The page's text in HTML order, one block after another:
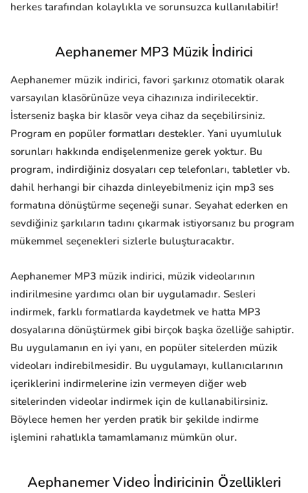
herkes tarafından kolaylıkla ve sorunsuzca kullanılabilir!
Aephanemer MP3 Müzik İndirici
Aephanemer müzik indirici, favori şarkınız otomatik olarak
varsayılan klasörünüze veya cihazınıza indirilecektir.
İsterseniz başka bir klasör veya cihaz da seçebilirsiniz.
Program en popüler formatları destekler. Yani uyumluluk
sorunları hakkında endişelenmenize gerek yoktur. Bu
program, indirdiğiniz dosyaları cep telefonları, tabletler vb.
dahil herhangi bir cihazda dinleyebilmeniz için mp3 ses
formatına dönüştürme seçeneği sunar. Seyahat ederken en
sevdiğiniz şarkıların tadını çıkarmak istiyorsanız bu program
mükemmel seçenekleri sizlerle buluşturacaktır.
Aephanemer MP3 müzik indirici, müzik videolarının
indirilmesine yardımcı olan bir uygulamadır. Sesleri
indirmek, farklı formatlarda kaydetmek ve hatta MP3
dosyalarına dönüştürmek gibi birçok başka özelliğe sahiptir.
Bu uygulamanın en iyi yanı, en popüler sitelerden müzik
videoları indirebilmesidir. Bu uygulamayı, kullanıcılarının
içeriklerini indirmelerine izin vermeyen diğer web
sitelerinden videolar indirmek için de kullanabilirsiniz.
Böylece hemen her yerden pratik bir şekilde indirme
işlemini rahatlıkla tamamlamanız mümkün olur.
Aephanemer Video İndiricinin Özellikleri